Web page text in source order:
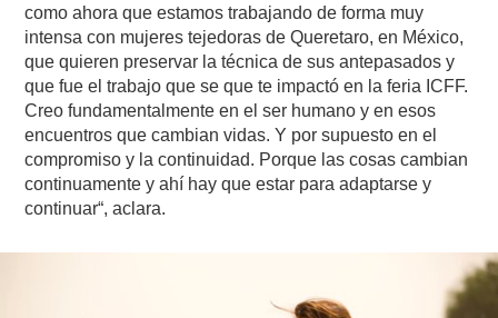
como ahora que estamos trabajando de forma muy
intensa con mujeres tejedoras de Queretaro, en México,
que quieren preservar la técnica de sus antepasados y
que fue el trabajo que se que te impactó en la feria ICFF.
Creo fundamentalmente en el ser humano y en esos
encuentros que cambian vidas. Y por supuesto en el
compromiso y la continuidad. Porque las cosas cambian
continuamente y ahí hay que estar para adaptarse y
continuar“, aclara.